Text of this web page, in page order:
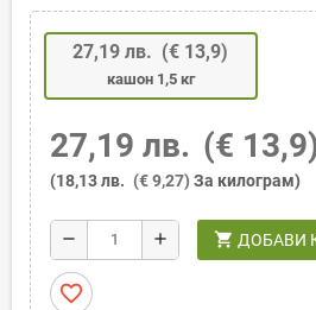
27,19 лв. (€ 13,9)
кашон 1,5 кг
27,19 лв. (€
(18,13 лв. (€ 9,27) За килограм)
remove add shopping_cart ДОБАВИ
favorite_border